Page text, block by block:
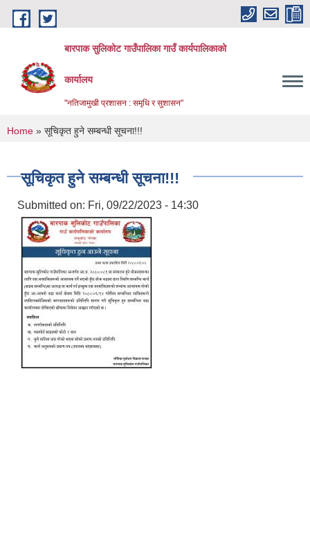
Skip to main content
बारपाक सुलिकोट गाउँपालिका गाउँ कार्यपालिकाको
कार्यालय
"नतिजामुखी प्रशासन : समृधि र सुशासन"
You are here
Home » सूचिकृत हुने सम्बन्धी सूचना!!!
सूचिकृत हुने सम्बन्धी सूचना!!!
Submitted on: Fri, 09/22/2023 - 14:30